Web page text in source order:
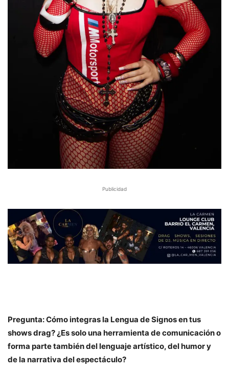
Publicidad
Pregunta: Cómo integras la Lengua de Signos en tus
shows drag? ¿Es solo una herramienta de comunicación o
forma parte también del lenguaje artístico, del humor y
de la narrativa del espectáculo?